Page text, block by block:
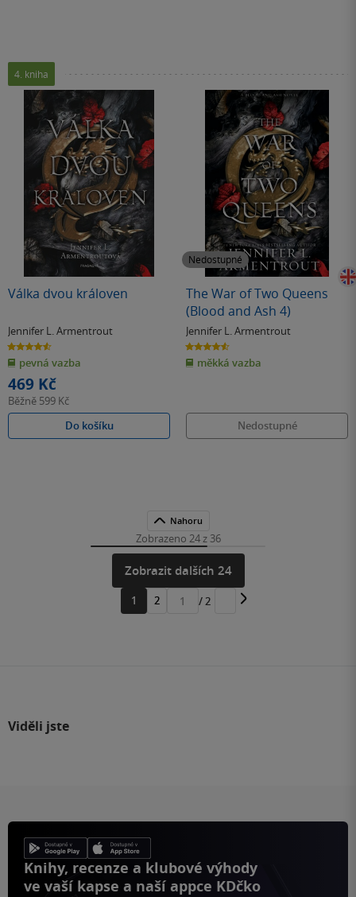
4. kniha
Válka dvou královen
Jennifer L. Armentrout
4.6
z
5
hvězdiček
pevná vazba
469 Kč
Běžně 599 Kč
Do košíku
Nedostupné
The War of Two Queens
(Blood and Ash 4)
Jennifer L. Armentrout
4.6
z
5
hvězdiček
měkká vazba
Nedostupné
Nahoru
Zobrazeno 24 z 36
Zobrazit dalších 24
1 2
Přejít
/ 2
Viděli jste
Knihy, recenze a klubové výhody
ve vaší kapse a naší appce KDčko